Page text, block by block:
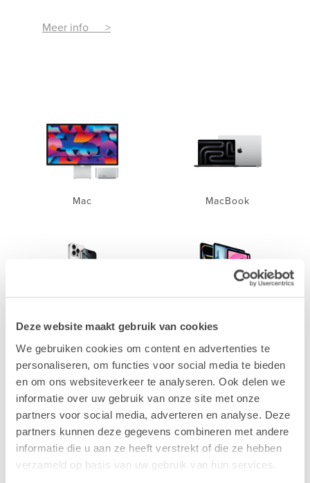
Deze website maakt gebruik van cookies
We gebruiken cookies om content en advertenties te
personaliseren, om functies voor social media te bieden
en om ons websiteverkeer te analyseren. Ook delen we
informatie over uw gebruik van onze site met onze
partners voor social media, adverteren en analyse. Deze
partners kunnen deze gegevens combineren met andere
informatie die u aan ze heeft verstrekt of die ze hebben
verzameld op basis van uw gebruik van hun services.
Meer info >
Mac MacBook
Accessoires